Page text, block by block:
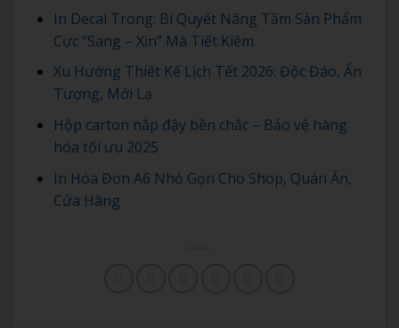
In Decal Trong: Bí Quyết Nâng Tầm Sản Phẩm
Cực “Sang – Xịn” Mà Tiết Kiệm
Xu Hướng Thiết Kế Lịch Tết 2026: Độc Đáo, Ấn
Tượng, Mới Lạ
Hộp carton nắp đậy bền chắc – Bảo vệ hàng
hóa tối ưu 2025
In Hóa Đơn A6 Nhỏ Gọn Cho Shop, Quán Ăn,
Cửa Hàng